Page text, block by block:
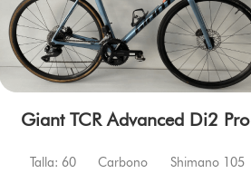
Giant TCR Advanced Di2 Pro
Talla: 60 Carbono Shimano 105